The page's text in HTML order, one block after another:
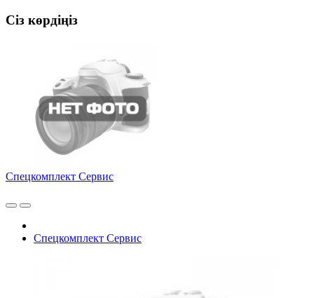
Сіз көрдіңіз
Спецкомплект Сервис
Спецкомплект Сервис